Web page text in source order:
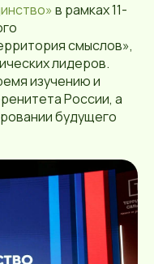
в рамках 11-
смыслов»,
лидеров.
изучению и
России, а
будущего